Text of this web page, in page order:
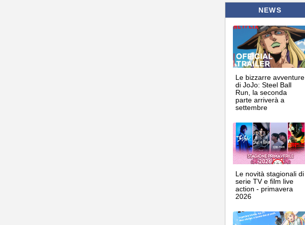
NEWS
Le bizzarre avventure
di JoJo: Steel Ball
Run, la seconda
parte arriverà a
settembre
Le novità stagionali di
serie TV e film live
action - primavera
2026